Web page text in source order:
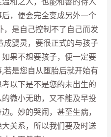
，便会完全变成另外一个
，是自己控制不了自己而发
成婴灵，要很正式的与孩子
果不想要孩子，便一定要
若是您自从堕胎后就开始有
以下是不是您的未出生的
微小无助，又不能及早投
。妙的哭闹，甚至生病，
关系，所以我们要及时送